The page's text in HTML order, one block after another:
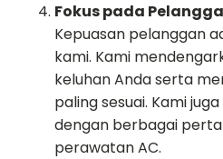
Fokus pada
Kepuasan pelanggan
kami. Kami
keluhan Anda serta
paling sesuai. Kami
dengan berbagai
perawatan AC.